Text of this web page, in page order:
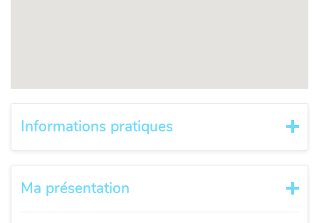
Informations pratiques
Ma présentation